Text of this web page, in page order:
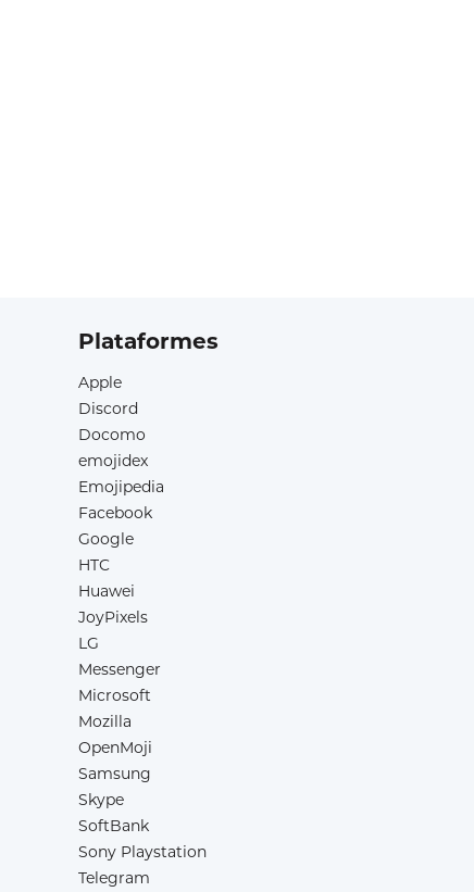
Plataformes
Apple
Discord
Docomo
emojidex
Emojipedia
Facebook
Google
HTC
Huawei
JoyPixels
LG
Messenger
Microsoft
Mozilla
OpenMoji
Samsung
Skype
SoftBank
Sony Playstation
Telegram